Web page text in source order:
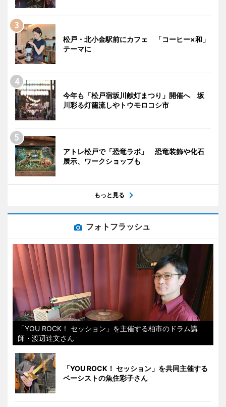
松戸・北小金駅前にカフェ 「コーヒー×和」
テーマに
今年も「松戸宿坂川献灯まつり」開催へ 坂
川彩る灯籠流しやトウモロコシ市
アトレ松戸で「恐竜ラボ」 恐竜装飾や化石
展示、ワークショップも
もっと見る
フォトフラッシュ
「YOU ROCK！ セッション」を主催する柏市のドラム講
師・渡辺達文さん
「YOU ROCK！ セッション」を共同主催する
ベーシストの魚住彩子さん